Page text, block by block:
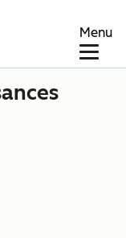
Menu